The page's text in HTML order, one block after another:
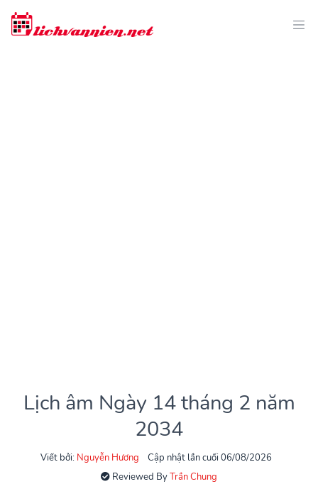
Lịch âm Ngày 14 tháng 2 năm
2034
Viết bởi: Nguyễn Hương
Cập nhật lần cuối 06/08/2026
Reviewed ByTrần Chung